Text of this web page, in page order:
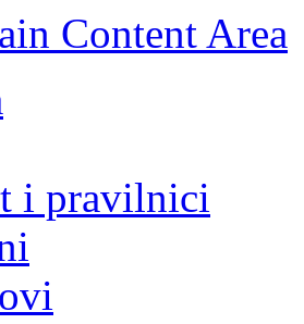
Content Area
i pravilnici